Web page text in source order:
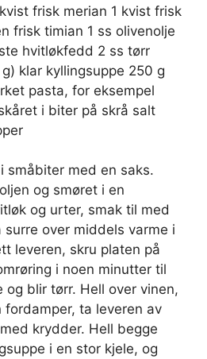
frisk merian 1 kvist frisk
frisk timian 1 ss olivenolje
hvitløkfedd 2 ss tørr
klar kyllingsuppe 250 g
pasta, for eksempel
i biter på skrå salt
småbiter med en saks.
og smøret i en
og urter, smak til med
surre over middels varme i
leveren, skru platen på
i noen minutter til
og blir tørr. Hell over vinen,
ta leveren av
krydder. Hell begge
i en stor kjele, og